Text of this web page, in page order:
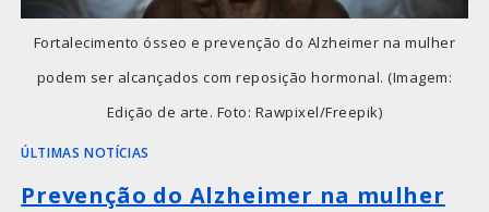
Fortalecimento ósseo e prevenção do Alzheimer na mulher
podem ser alcançados com reposição hormonal. (Imagem:
Edição de arte. Foto: Rawpixel/Freepik)
ÚLTIMAS NOTÍCIAS
Prevenção do Alzheimer na mulher